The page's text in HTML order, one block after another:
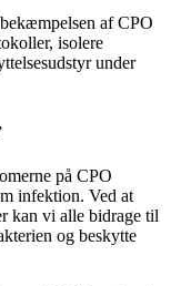
af CPO
isolere
under
på CPO
infektion. Ved at
kan vi alle bidrage til
og beskytte